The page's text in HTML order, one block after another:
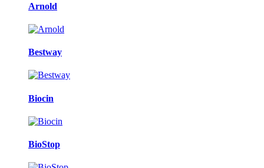
Arnold
Bestway
Biocin
BioStop